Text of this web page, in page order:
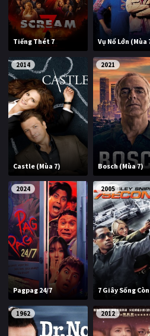
Tiếng Thét 7 Vụ Nổ Lớn (Mùa
2014
Castle (Mùa 7)
2021
Bosch (Mùa 7)
2024
Pagpag 24/7
2005
7 Giây Sống Còn
1962 2012